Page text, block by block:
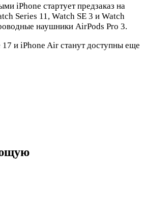
iPhone стартует предзаказ на
Series 11, Watch SE 3 и Watch
наушники AirPods Pro 3.
и iPhone Air станут доступны еще